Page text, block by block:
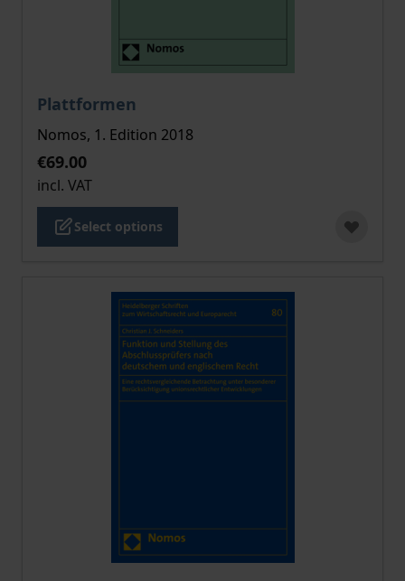
Plattformen
The price depends on the options chosen on the
Nomos, 1. Edition 2018
€69.00
incl. VAT
Select options